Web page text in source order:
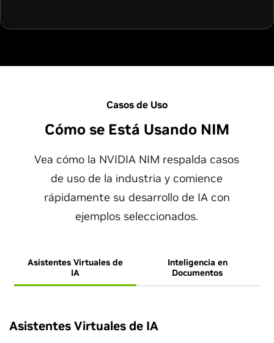
Casos de Uso
Cómo se Está Usando NIM
Vea cómo la NVIDIA NIM respalda casos
de uso de la industria y comience
rápidamente su desarrollo de IA con
ejemplos seleccionados.
Asistentes Virtuales de
IA
Inteligencia en
Documentos
Asistentes Virtuales de IA